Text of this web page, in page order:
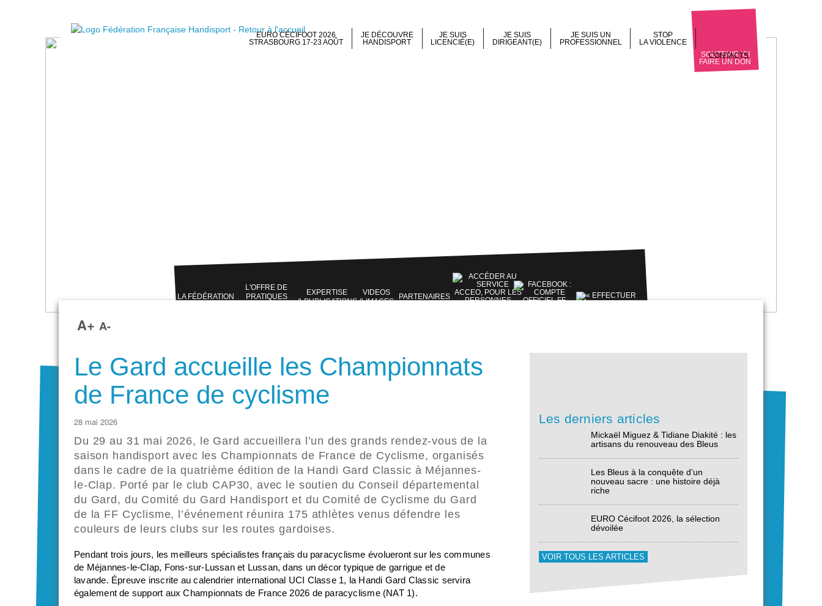
EURO CÉCIFOOT 2026
STRASBOURG 17-23 AOÛT
JE DÉCOUVRE
HANDISPORT
JE SUIS
LICENCIÉ(E)
JE SUIS
DIRIGEANT(E)
JE SUIS UN
PROFESSIONNEL
STOP
LA VIOLENCE
SOUTENIR ICI
FAIRE UN DON
CONTACTS
LA FÉDÉRATION
L'OFFRE DE
PRATIQUES
EXPERTISE
& PUBLICATIONS
VIDEOS
& IMAGES
PARTENAIRES
A+ A-
Le Gard accueille les Championnats
de France de cyclisme
28 mai 2026
Du 29 au 31 mai 2026, le Gard accueillera l’un des grands rendez-vous de la
saison handisport avec les Championnats de France de Cyclisme, organisés
dans le cadre de la quatrième édition de la Handi Gard Classic à Méjannes-
le-Clap. Porté par le club CAP30, avec le soutien du Conseil départemental
du Gard, du Comité du Gard Handisport et du Comité de Cyclisme du Gard
de la FF Cyclisme, l’événement réunira 175 athlètes venus défendre les
couleurs de leurs clubs sur les routes gardoises.
Pendant trois jours, les meilleurs spécialistes français du paracyclisme évolueront sur les communes
de Méjannes-le-Clap, Fons-sur-Lussan et Lussan, dans un décor typique de garrigue et de
lavande. Épreuve inscrite au calendrier international UCI Classe 1, la Handi Gard Classic servira
également de support aux Championnats de France 2026 de paracyclisme (NAT 1).
Les derniers articles
Mickaël Miguez & Tidiane Diakité : les
artisans du renouveau des Bleus
Les Bleus à la conquête d’un
nouveau sacre : une histoire déjà
riche
EURO Cécifoot 2026, la sélection
dévoilée
VOIR TOUS LES ARTICLES